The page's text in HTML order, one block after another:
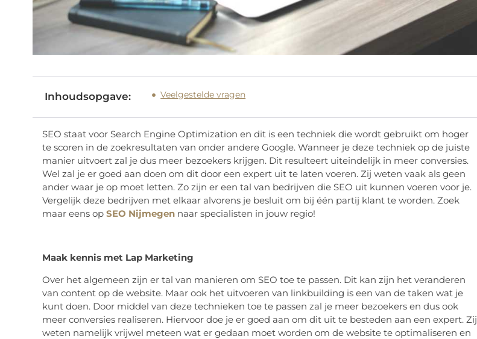
Inhoudsopgave: Veelgestelde vragen
SEO staat voor Search Engine Optimization en dit is een techniek die wordt gebruikt om hoger
te scoren in de zoekresultaten van onder andere Google. Wanneer je deze techniek op de juiste
manier uitvoert zal je dus meer bezoekers krijgen. Dit resulteert uiteindelijk in meer conversies.
Wel zal je er goed aan doen om dit door een expert uit te laten voeren. Zij weten vaak als geen
ander waar je op moet letten. Zo zijn er een tal van bedrijven die SEO uit kunnen voeren voor je.
Vergelijk deze bedrijven met elkaar alvorens je besluit om bij één partij klant te worden. Zoek
maar eens op SEO Nijmegennaar specialisten in jouw regio!
Maak kennis met Lap Marketing
Over het algemeen zijn er tal van manieren om SEO toe te passen. Dit kan zijn het veranderen
van content op de website. Maar ook het uitvoeren van linkbuilding is een van de taken wat je
kunt doen. Door middel van deze technieken toe te passen zal je meer bezoekers en dus ook
meer conversies realiseren. Hiervoor doe je er goed aan om dit uit te besteden aan een expert. Zij
weten namelijk vrijwel meteen wat er gedaan moet worden om de website te optimaliseren en